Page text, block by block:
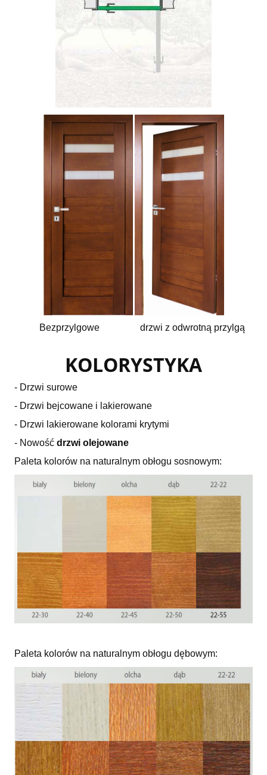
Bezprzylgowe drzwi z odwrotną przylgą
KOLORYSTYKA
- Drzwi surowe
- Drzwi bejcowane i lakierowane
- Drzwi lakierowane kolorami krytymi
- Nowość drzwi olejowane
Paleta kolorów na naturalnym obłogu sosnowym:
Paleta kolorów na naturalnym obłogu dębowym: